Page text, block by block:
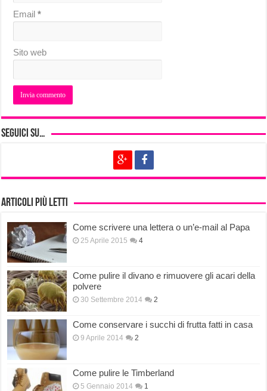
Email*
Sito web
Seguici su…
Articoli più letti
Come scrivere una lettera o un’e-mail al Papa
25 Aprile 2015 4
Come pulire il divano e rimuovere gli acari della
polvere
30 Settembre 2014 2
Come conservare i succhi di frutta fatti in casa
9 Aprile 2014 2
Come pulire le Timberland
5 Gennaio 2014 1